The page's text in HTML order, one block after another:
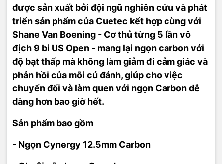
được sản xuất bởi đội ngũ nghiên cứu và phát
triển sản phẩm của Cuetec kết hợp cùng với
Shane Van Boening - Cơ thủ từng 5 lần vô
địch 9 bi US Open - mang lại ngọn carbon với
độ bạt thấp mà không làm giảm đi cảm giác và
phản hồi của mỗi cú đánh, giúp cho việc
chuyển đổi và làm quen với ngọn Carbon dễ
dàng hơn bao giờ hết.
Sản phẩm bao gồm
- Ngọn Cynergy 12.5mm Carbon